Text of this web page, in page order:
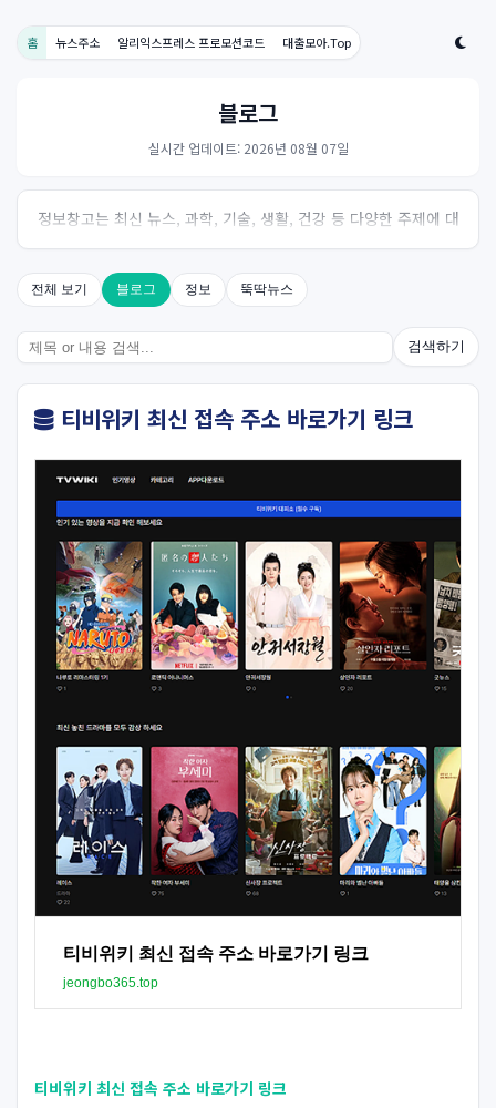
홈 뉴스주소 알리익스프레스 프로모션코드 대출모아.Top
블로그
실시간 업데이트: 2026년 08월 07일
정보창고는 최신 뉴스, 과학, 기술, 생활, 건강 등 다양한 주제에 대
한 신뢰성 있는 정보를 제공하는 온라인 자료실입니다.
전체 보기 블로그 정보 뚝딱뉴스
검색하기
티비위키 최신 접속 주소 바로가기 링크
티비위키 최신 접속 주소 바로가기 링크
jeongbo365.top
티비위키 최신 접속 주소 바로가기 링크